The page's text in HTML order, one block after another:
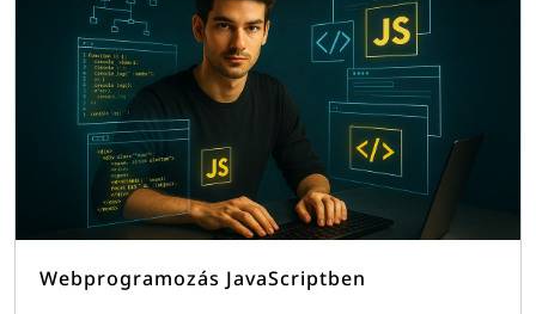
Webprogramozás JavaScriptben